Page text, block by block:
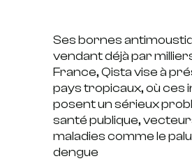
Ses bornes
vendant déjà par
France, Qista vise à
pays tropicaux, où ces
posent un sérieux
santé publique,
maladies comme le
dengue